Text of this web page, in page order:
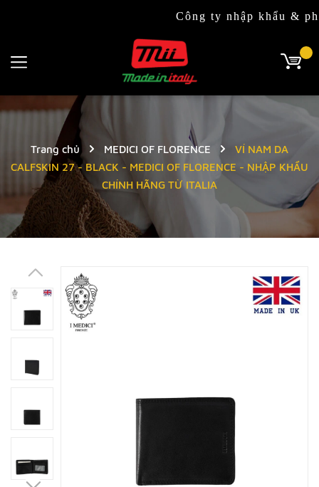
Công ty nhập khẩu & phân
Trang chủ MEDICI OF FLORENCE
VÍ NAM DA
CALFSKIN 27 - BLACK - MEDICI OF FLORENCE - NHẬP KHẨU
CHÍNH HÃNG TỪ ITALIA